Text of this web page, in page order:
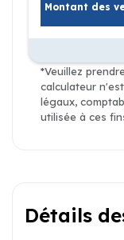
Montant des
*Veuillez
calculateur
légaux,
utilisée à ces
Détails